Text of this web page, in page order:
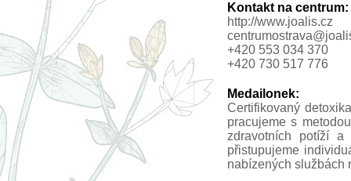
Kontakt na centrum:
http://www.joalis.cz
+420 553 034 370
+420 730 517 776
Medailonek:
Certifikovaný
pracujeme s
zdravotních potíží a
přistupujeme
nabízených službách